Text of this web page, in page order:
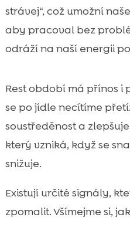
strávej“, což umožní
aby pracoval bez
odráží na naší energii
Rest období má přínos i
se po jídle necítíme
soustředěnost a
který vzniká, když se
snižuje.
Existují určité signály,
zpomalit. Všímejme si,